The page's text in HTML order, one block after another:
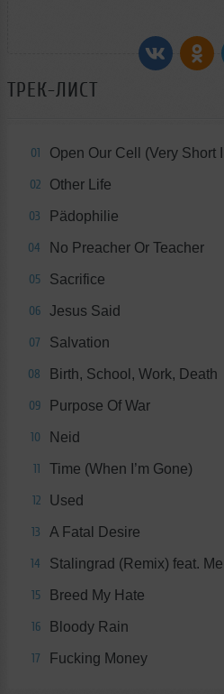
ТРЕК-ЛИСТ
01 Open Our Cell (Very Short
02 Other Life
03 Pädophilie
04 No Preacher Or Teacher
05 Sacrifice
06 Jesus Said
07 Salvation
08 Birth, School, Work, Death
09 Purpose Of War
10 Neid
11 Time (When I’m Gone)
12 Used
13 A Fatal Desire
14 Stalingrad (Remix) feat.
15 Breed My Hate
16 Bloody Rain
17 Fucking Money